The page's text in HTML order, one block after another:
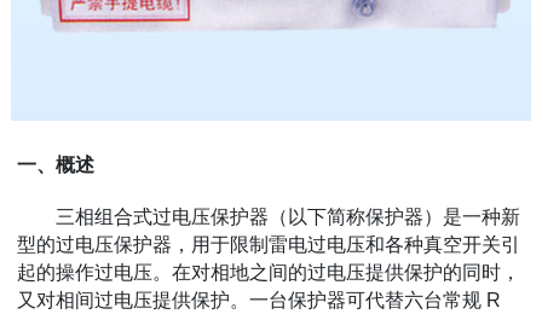
一、概述
三相组合式过电压保护器（以下简称保护器）是一种新
型的过电压保护器，用于限制雷电过电压和各种真空开关引
起的操作过电压。在对相地之间的过电压提供保护的同时，
又对相间过电压提供保护。一台保护器可代替六台常规 R